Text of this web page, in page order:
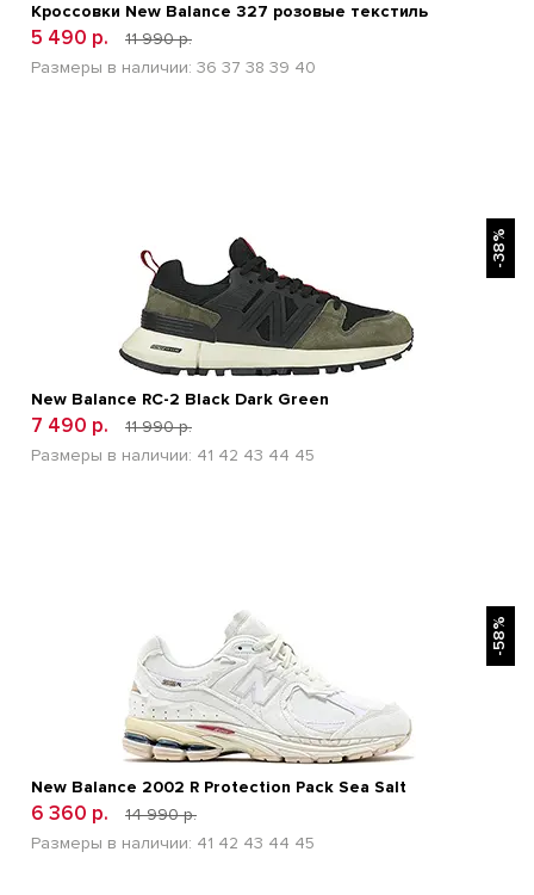
Кроссовки New Balance 327 розовые текстиль
5 490 р.
11 990 р.
Размеры в наличии: 36 37 38 39 40
-38%
New Balance RC-2 Black Dark Green
7 490 р.
11 990 р.
Размеры в наличии: 41 42 43 44 45
-58%
New Balance 2002 R Protection Pack Sea Salt
6 360 р.
14 990 р.
Размеры в наличии: 41 42 43 44 45